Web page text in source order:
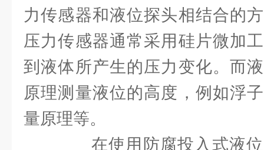
力传感器和液位探头相结合的
压力传感器通常采用硅片微加
到液体所产生的压力变化。而
原理测量液位的高度，例如浮
量原理等。
在使用防腐投入式液位